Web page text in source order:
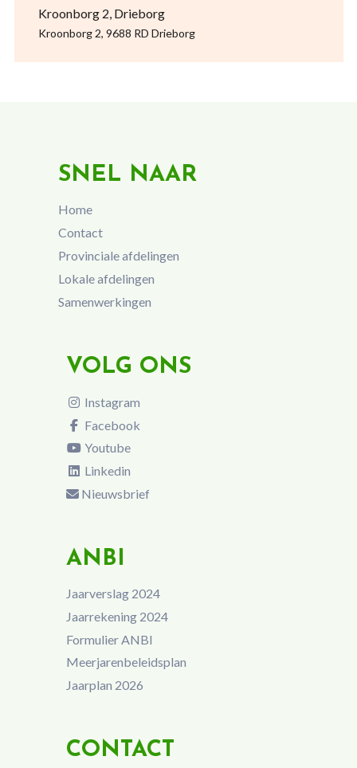
Kroonborg 2, Drieborg
Kroonborg 2, 9688 RD Drieborg
SNEL NAAR
Home
Contact
Provinciale afdelingen
Lokale afdelingen
Samenwerkingen
VOLG ONS
Instagram
Facebook
Youtube
Linkedin
Nieuwsbrief
ANBI
Jaarverslag 2024
Jaarrekening 2024
Formulier ANBI
Meerjarenbeleidsplan
Jaarplan 2026
CONTACT